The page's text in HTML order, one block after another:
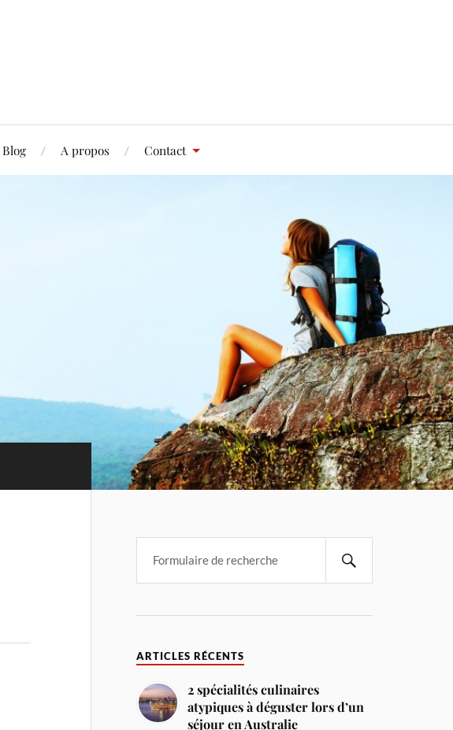
Blog A propos Contact
ARTICLES RÉCENTS
2 spécialités culinaires
atypiques à déguster lors d’un
séjour en Australie